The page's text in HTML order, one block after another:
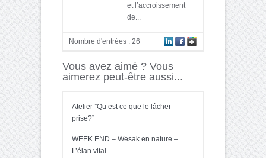
et l’accroissement
de...
Nombre d'entrées : 26
Vous avez aimé ? Vous
aimerez peut-être aussi...
Atelier ”Qu’est ce que le lâcher-
prise?”
WEEK END – Wesak en nature –
L’élan vital